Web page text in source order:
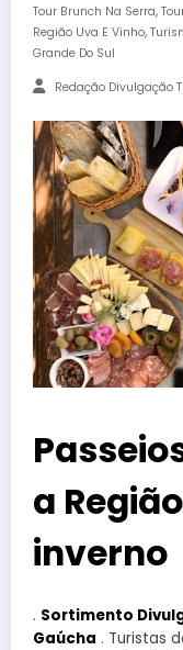
Tour Brunch Na Serra,
Região Uva E Vinho,
Grande Do Sul
Redação Divulgação
a
inverno
. Sortimento
Gaúcha . Turistas